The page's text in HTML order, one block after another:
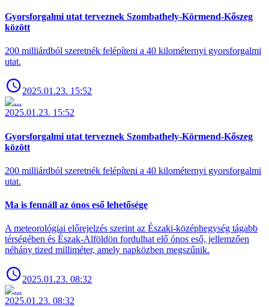
Gyorsforgalmi utat terveznek Szombathely-Körmend-Kőszeg
között
200 milliárdból szeretnék felépíteni a 40 kilométernyi gyorsforgalmi
utat.
2025.01.23. 15:52
2025.01.23. 15:52
Gyorsforgalmi utat terveznek Szombathely-Körmend-Kőszeg
között
200 milliárdból szeretnék felépíteni a 40 kilométernyi gyorsforgalmi
utat.
Ma is fennáll az ónos eső lehetősége
A meteorológiai előrejelzés szerint az Északi-középhegység tágabb
térségében és Észak-Alföldön fordulhat elő ónos eső, jellemzően
néhány tized milliméter, amely napközben megszűnik.
2025.01.23. 08:32
2025.01.23. 08:32